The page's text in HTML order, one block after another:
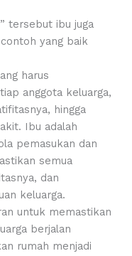
tersebut ibu juga
yang baik
harus
anggota keluarga,
hingga
Ibu adalah
pemasukan dan
semua
dan
keluarga.
untuk memastikan
berjalan
rumah menjadi